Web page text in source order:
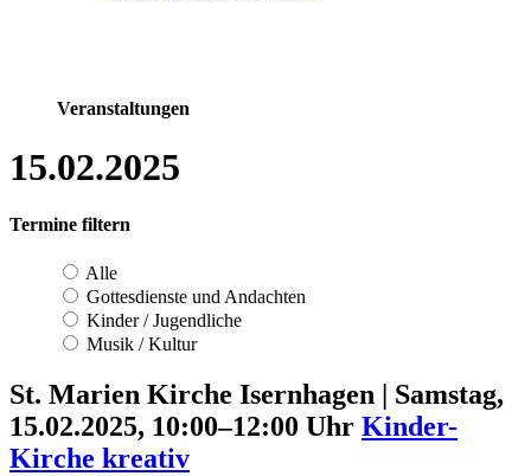
Veranstaltungen
15.02.2025
Termine filtern
Alle
Gottesdienste und Andachten
Kinder / Jugendliche
Musik / Kultur
St. Marien Kirche Isernhagen
Samstag,
15.02.2025, 10:00–12:00 Uhr Kinder-
Kirche kreativ